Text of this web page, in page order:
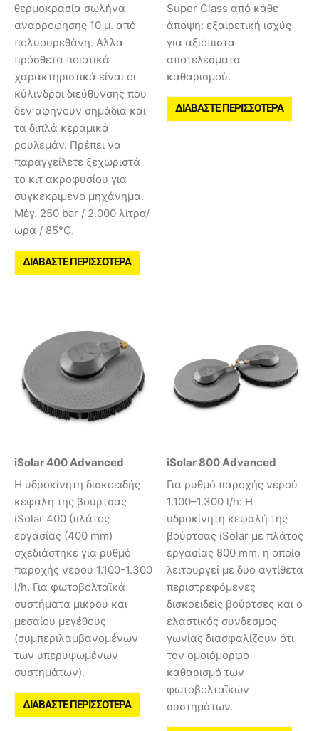
θερμοκρασία σωλήνα
αναρρόφησης 10 μ. από
πολυουρεθάνη. Άλλα
πρόσθετα ποιοτικά
χαρακτηριστικά είναι οι
κύλινδροι διεύθυνσης που
δεν αφήνουν σημάδια και
τα διπλά κεραμικά
ρουλεμάν. Πρέπει να
παραγγείλετε ξεχωριστά
το κιτ ακροφυσίου για
συγκεκριμένο μηχάνημα.
Μέγ. 250 bar / 2.000 λίτρα/
ώρα / 85°C.
ΔΙΑΒΆΣΤΕ ΠΕΡΙΣΣΌΤΕΡΑ
Super Class από κάθε
άποψη: εξαιρετική ισχύς
για αξιόπιστα
αποτελέσματα
καθαρισμού.
ΔΙΑΒΆΣΤΕ ΠΕΡΙΣΣΌΤΕΡΑ
iSolar 400 Advanced
Η υδροκίνητη δισκοειδής
κεφαλή της βούρτσας
iSolar 400 (πλάτος
εργασίας (400 mm)
σχεδιάστηκε για ρυθμό
παροχής νερού 1.100-1.300
l/h. Για φωτοβολταϊκά
συστήματα μικρού και
μεσαίου μεγέθους
(συμπεριλαμβανομένων
των υπερυψωμένων
συστημάτων).
ΔΙΑΒΆΣΤΕ ΠΕΡΙΣΣΌΤΕΡΑ
iSolar 800 Advanced
Για ρυθμό παροχής νερού
1.100–1.300 l/h: Η
υδροκίνητη κεφαλή της
βούρτσας iSolar με πλάτος
εργασίας 800 mm, η οποία
λειτουργεί με δύο αντίθετα
περιστρεφόμενες
δισκοειδείς βούρτσες και ο
ελαστικός σύνδεσμος
γωνίας διασφαλίζουν ότι
τον ομοιόμορφο
καθαρισμό των
φωτοβολταϊκών
συστημάτων.